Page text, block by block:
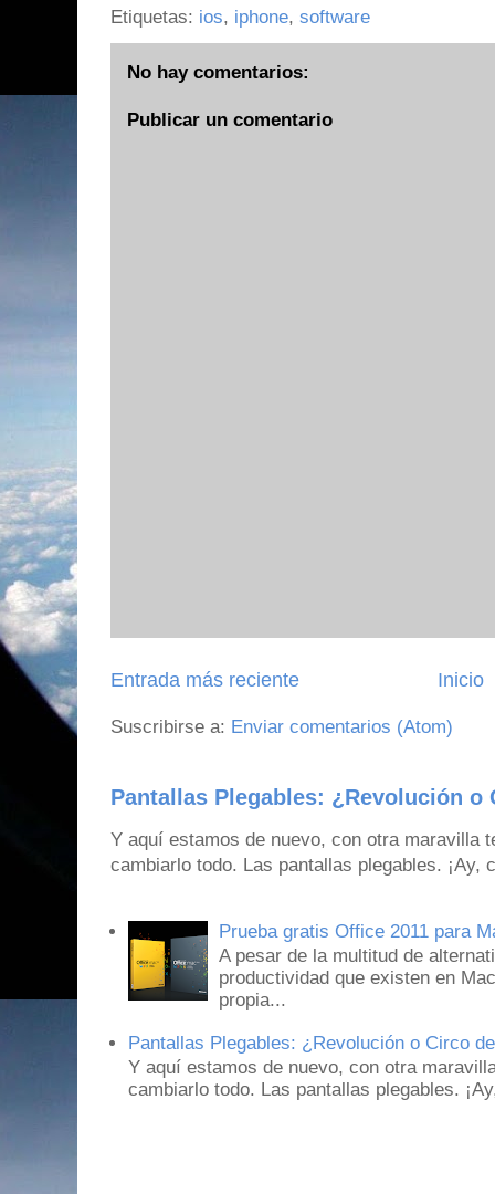
Etiquetas: ios, iphone, software
No hay comentarios:
Publicar un comentario
Entrada más reciente Inicio
Suscribirse a: Enviar comentarios (Atom)
Pantallas Plegables: ¿Revolución o
Y aquí estamos de nuevo, con otra maravilla
cambiarlo todo. Las pantallas plegables. ¡Ay,
Prueba gratis Office 2011 para
A pesar de la multitud de
productividad que existen en
propia...
Pantallas Plegables: ¿Revolución o Circo
Y aquí estamos de nuevo, con otra
cambiarlo todo. Las pantallas plegables.